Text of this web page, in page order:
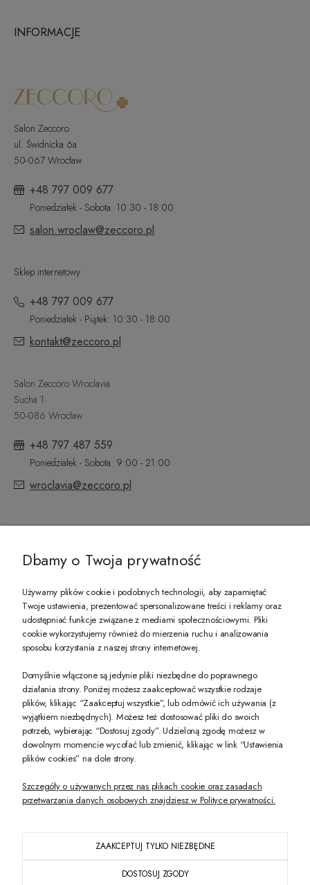
INFORMACJE
Salon Zeccoro
ul. Świdnicka 6a
50-067 Wrocław
+48 797 009 677
Poniedziałek - Sobota: 10:30 - 18:00
salon.wroclaw@zeccoro.pl
Sklep internetowy
+48 797 009 677
Poniedziałek - Piątek: 10:30 - 18:00
kontakt@zeccoro.pl
Salon Zeccoro Wroclavia
Sucha 1
50-086 Wrocław
+48 797 487 559
Poniedziałek - Sobota: 9:00 - 21:00
wroclavia@zeccoro.pl
PREZENT DLA CIEBIE!
-10% na pierwsze zakupy na zeccoro.pl Gdy zapiszesz się do naszego
Twoje dane będą przetwarzane zgodnie z nasząpolityką prywatności
POKAŻ PEŁNĄ WERSJĘ STRONY
Dbamy o Twoja prywatność
Używamy plików cookie i podobnych technologii, aby zapamiętać
Twoje ustawienia, prezentować spersonalizowane treści i reklamy oraz
udostępniać funkcje związane z mediami społecznościowymi. Pliki
cookie wykorzystujemy również do mierzenia ruchu i analizowania
sposobu korzystania z naszej strony internetowej.
Domyślnie włączone są jedynie pliki niezbędne do poprawnego
działania strony. Poniżej możesz zaakceptować wszystkie rodzaje
plików, klikając “Zaakceptuj wszystkie”, lub odmówić ich używania (z
wyjątkiem niezbędnych). Możesz też dostosować pliki do swoich
potrzeb, wybierając “Dostosuj zgody”. Udzieloną zgodę możesz w
dowolnym momencie wycofać lub zmienić, klikając w link “Ustawienia
plików cookies” na dole strony.
Szczegóły o używanych przez nas plikach cookie oraz zasadach
przetwarzania danych osobowych znajdziesz w Polityce prywatności.
ZAAKCEPTUJ TYLKO NIEZBĘDNE
DOSTOSUJ ZGODY